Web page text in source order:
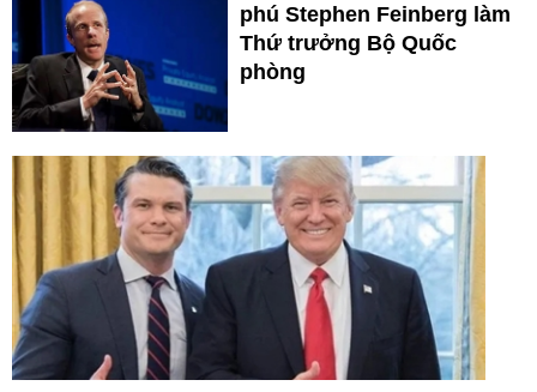
phú Stephen Feinberg làm
Thứ trưởng Bộ Quốc
phòng